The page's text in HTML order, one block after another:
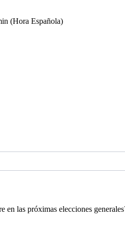
(Hora Española)
en las próximas elecciones